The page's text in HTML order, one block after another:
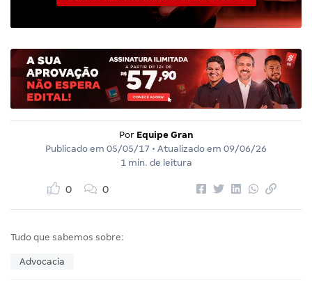
Por Equipe Gran
Publicado em 05/05/17 • Atualizado em 09/06/26
1 min. de leitura
0 0
Tudo que sabemos sobre:
Advocacia